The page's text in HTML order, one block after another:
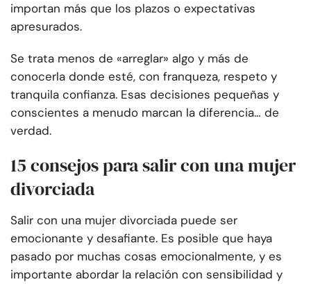
importan más que los plazos o expectativas
apresurados.
Se trata menos de «arreglar» algo y más de
conocerla donde esté, con franqueza, respeto y
tranquila confianza. Esas decisiones pequeñas y
conscientes a menudo marcan la diferencia… de
verdad.
15 consejos para salir con una mujer
divorciada
Salir con una mujer divorciada puede ser
emocionante y desafiante. Es posible que haya
pasado por muchas cosas emocionalmente, y es
importante abordar la relación con sensibilidad y